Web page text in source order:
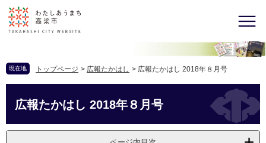
現在地 トップページ > 広報たかはし > 広報たかはし 2018年８月号
広報たかはし 2018年８月号